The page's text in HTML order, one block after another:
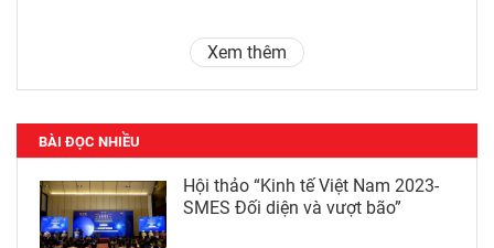
Xem thêm
BÀI ĐỌC NHIỀU
Hội thảo “Kinh tế Việt Nam 2023-
SMES Đối diện và vượt bão”